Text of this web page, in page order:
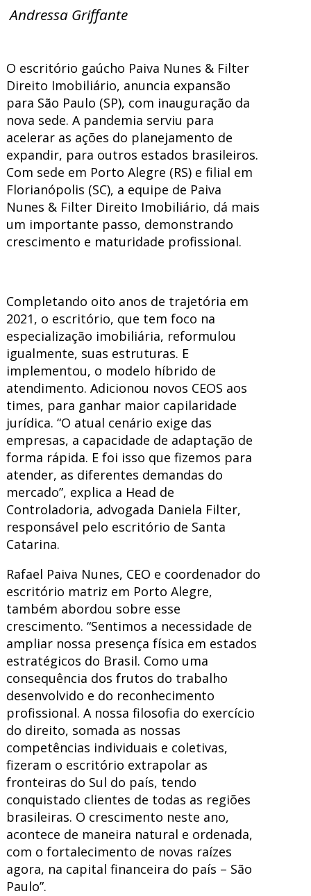
Andressa Griffante
O escritório gaúcho Paiva Nunes & Filter
Direito Imobiliário, anuncia expansão
para São Paulo (SP), com inauguração da
nova sede. A pandemia serviu para
acelerar as ações do planejamento de
expandir, para outros estados brasileiros.
Com sede em Porto Alegre (RS) e filial em
Florianópolis (SC), a equipe de Paiva
Nunes & Filter Direito Imobiliário, dá mais
um importante passo, demonstrando
crescimento e maturidade profissional.
Completando oito anos de trajetória em
2021, o escritório, que tem foco na
especialização imobiliária, reformulou
igualmente, suas estruturas. E
implementou, o modelo híbrido de
atendimento. Adicionou novos CEOS aos
times, para ganhar maior capilaridade
jurídica. “O atual cenário exige das
empresas, a capacidade de adaptação de
forma rápida. E foi isso que fizemos para
atender, as diferentes demandas do
mercado”, explica a Head de
Controladoria, advogada Daniela Filter,
responsável pelo escritório de Santa
Catarina.
Rafael Paiva Nunes, CEO e coordenador do
escritório matriz em Porto Alegre,
também abordou sobre esse
crescimento. “Sentimos a necessidade de
ampliar nossa presença física em estados
estratégicos do Brasil. Como uma
consequência dos frutos do trabalho
desenvolvido e do reconhecimento
profissional. A nossa filosofia do exercício
do direito, somada as nossas
competências individuais e coletivas,
fizeram o escritório extrapolar as
fronteiras do Sul do país, tendo
conquistado clientes de todas as regiões
brasileiras. O crescimento neste ano,
acontece de maneira natural e ordenada,
com o fortalecimento de novas raízes
agora, na capital financeira do país – São
Paulo”.